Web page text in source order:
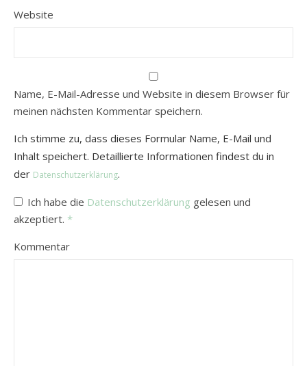
Website
Name, E-Mail-Adresse und Website in diesem Browser für
meinen nächsten Kommentar speichern.
Ich stimme zu, dass dieses Formular Name, E-Mail und
Inhalt speichert. Detaillierte Informationen findest du in
der Datenschutzerklärung.
Ich habe die Datenschutzerklärung gelesen und
akzeptiert. *
Kommentar